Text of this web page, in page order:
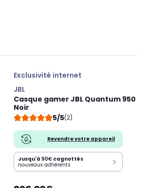
Exclusivité internet
JBL
Casque gamer JBL Quantum 950
Noir
5/5(2)
Revendre votre appareil
Jusqu'à 90€ cagnottés
nouveaux adhérents